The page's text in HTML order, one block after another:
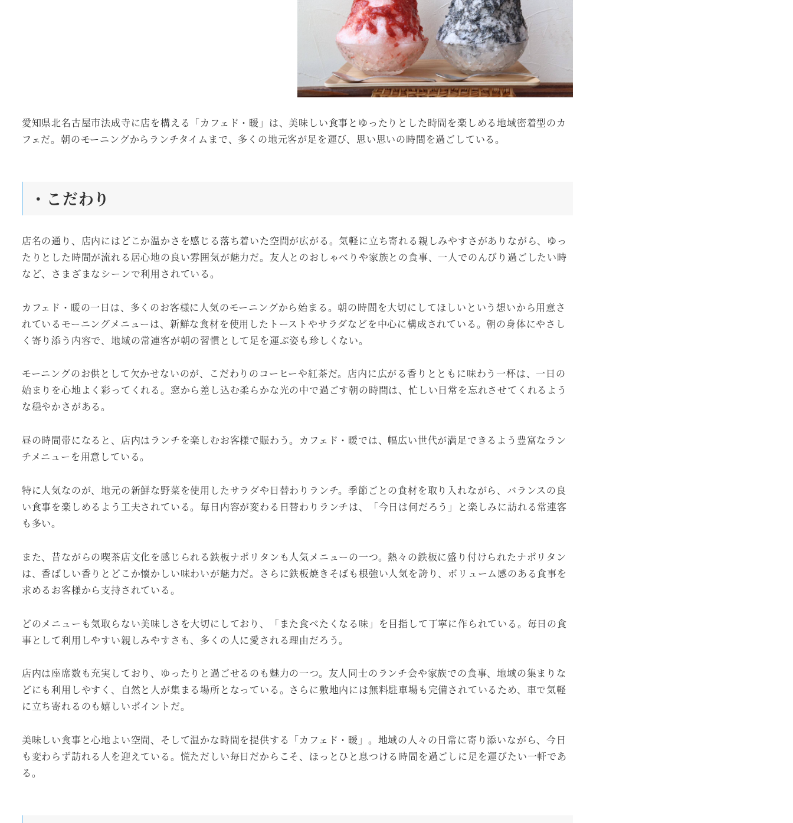
愛知県北名古屋市法成寺に店を構える「カフェド・暖」は、美味しい食事とゆったりとした時間を楽しめる地域密着型のカ
フェだ。朝のモーニングからランチタイムまで、多くの地元客が足を運び、思い思いの時間を過ごしている。
・こだわり
店名の通り、店内にはどこか温かさを感じる落ち着いた空間が広がる。気軽に立ち寄れる親しみやすさがありながら、ゆっ
たりとした時間が流れる居心地の良い雰囲気が魅力だ。友人とのおしゃべりや家族との食事、一人でのんびり過ごしたい時
など、さまざまなシーンで利用されている。
カフェド・暖の一日は、多くのお客様に人気のモーニングから始まる。朝の時間を大切にしてほしいという想いから用意さ
れているモーニングメニューは、新鮮な食材を使用したトーストやサラダなどを中心に構成されている。朝の身体にやさし
く寄り添う内容で、地域の常連客が朝の習慣として足を運ぶ姿も珍しくない。
モーニングのお供として欠かせないのが、こだわりのコーヒーや紅茶だ。店内に広がる香りとともに味わう一杯は、一日の
始まりを心地よく彩ってくれる。窓から差し込む柔らかな光の中で過ごす朝の時間は、忙しい日常を忘れさせてくれるよう
な穏やかさがある。
昼の時間帯になると、店内はランチを楽しむお客様で賑わう。カフェド・暖では、幅広い世代が満足できるよう豊富なラン
チメニューを用意している。
特に人気なのが、地元の新鮮な野菜を使用したサラダや日替わりランチ。季節ごとの食材を取り入れながら、バランスの良
い食事を楽しめるよう工夫されている。毎日内容が変わる日替わりランチは、「今日は何だろう」と楽しみに訪れる常連客
も多い。
また、昔ながらの喫茶店文化を感じられる鉄板ナポリタンも人気メニューの一つ。熱々の鉄板に盛り付けられたナポリタン
は、香ばしい香りとどこか懐かしい味わいが魅力だ。さらに鉄板焼きそばも根強い人気を誇り、ボリューム感のある食事を
求めるお客様から支持されている。
どのメニューも気取らない美味しさを大切にしており、「また食べたくなる味」を目指して丁寧に作られている。毎日の食
事として利用しやすい親しみやすさも、多くの人に愛される理由だろう。
店内は座席数も充実しており、ゆったりと過ごせるのも魅力の一つ。友人同士のランチ会や家族での食事、地域の集まりな
どにも利用しやすく、自然と人が集まる場所となっている。さらに敷地内には無料駐車場も完備されているため、車で気軽
に立ち寄れるのも嬉しいポイントだ。
美味しい食事と心地よい空間、そして温かな時間を提供する「カフェド・暖」。地域の人々の日常に寄り添いながら、今日
も変わらず訪れる人を迎えている。慌ただしい毎日だからこそ、ほっとひと息つける時間を過ごしに足を運びたい一軒であ
る。